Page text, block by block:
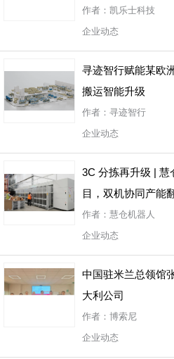
作者：凯乐士科技
企业动态
寻迹智行赋能某欧
搬运智能升级
作者：寻迹智行
企业动态
3C 分拣再升级 | 慧
目，双机协同产能
作者：慧仓机器人
企业动态
中国驻米兰总领馆
大利公司
作者：博索尼
企业动态